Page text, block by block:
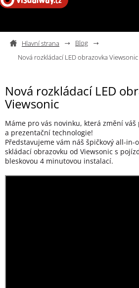
Přejít na obsah
Blog
Nová rozkládací LED obrazovka Viewsonic
Nová rozkládací LED
Viewsonic
Máme pro vás novinku, která změní
a prezentační technologie!
Představujeme vám náš špičkový all-in-
skládací obrazovku od Viewsonic s
bleskovou 4 minutovou instalací.